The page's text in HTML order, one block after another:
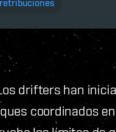
drifters han
coordinados